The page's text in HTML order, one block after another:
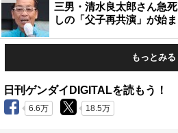
三男・清水良太郎さん急
しの「父子再共演」が始
もっとみる
日刊ゲンダイDIGITALを読もう！
6.6万 18.5万